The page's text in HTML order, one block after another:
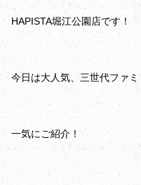
HAPISTA堀江公園店です！
今日は大人気、三世代ファ
一気にご紹介！